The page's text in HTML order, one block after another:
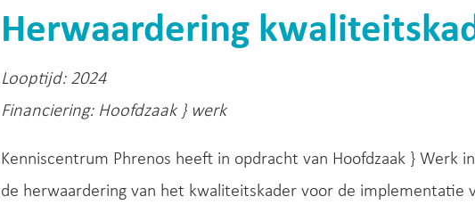
Herwaardering
Looptijd: 2024
Financiering: Hoofdzaak } werk
Kenniscentrum Phrenos heeft in opdracht van Hoofdzaak } Werk
de herwaardering van het kwaliteitskader voor de implementatie